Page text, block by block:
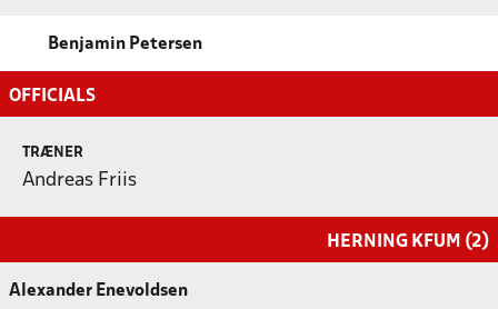
Benjamin Petersen
OFFICIALS
TRÆNER
Andreas Friis
HERNING KFUM (2)
Alexander Enevoldsen